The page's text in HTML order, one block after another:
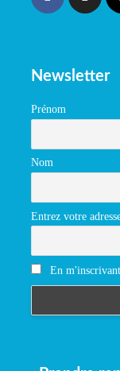
Newsletter
Prénom
Nom
Entrez votre
En